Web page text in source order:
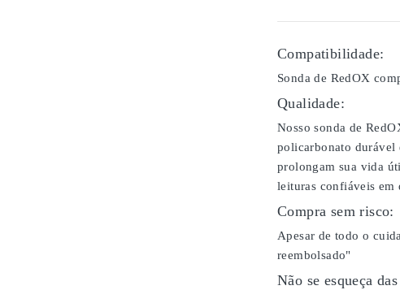
Compatibilidade:
Sonda de RedOX
Qualidade:
Nosso sonda de
policarbonato durável
prolongam sua vida
leituras confiáveis em
Compra sem risco:
Apesar de todo o
reembolsado"
Não se esqueça